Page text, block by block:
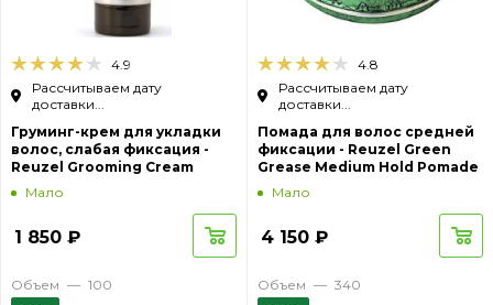
4.9
Рассчитываем дату
доставки...
Груминг-крем для укладки
волос, слабая фиксация -
Reuzel Grooming Cream
Мало
1 850 ₽
Объем — 100
4.8
Рассчитываем дату
доставки...
Помада для волос средней
фиксации - Reuzel Green
Grease Medium Hold Pomade
Мало
4 150 ₽
Объем — 340